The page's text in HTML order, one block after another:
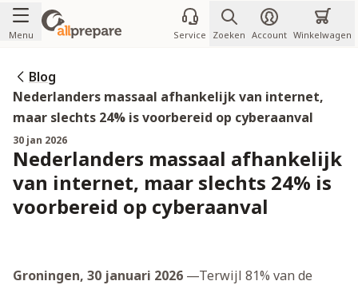
Ga naar de inhoud
Menu Service Zoeken Account Winkelwagen
Blog
Nederlanders massaal afhankelijk van internet,
maar slechts 24% is voorbereid op cyberaanval
30 jan 2026
Nederlanders massaal afhankelijk
van internet, maar slechts 24% is
voorbereid op cyberaanval
Groningen, 30 januari 2026 —Terwijl 81% van de